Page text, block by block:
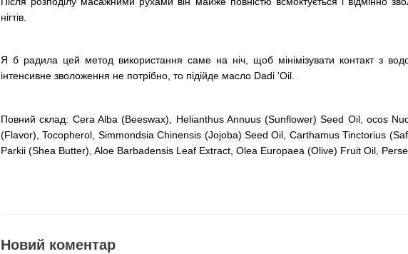
нігтів.
Я б радила цей метод використання саме на ніч, щоб мінімізувати контакт з
інтенсивне зволоження не потрібно, то підійде масло Dadi 'Oil.
Повний склад: Cera Alba (Beeswax), Helianthus Annuus (Sunflower) Seed Oil, ocos
(Flavor), Tocopherol, Simmondsia Chinensis (Jojoba) Seed Oil, Carthamus Tinctorius
Parkii (Shea Butter), Aloe Barbadensis Leaf Extract, Olea Europaea (Olive) Fruit Oil,
Новий коментар